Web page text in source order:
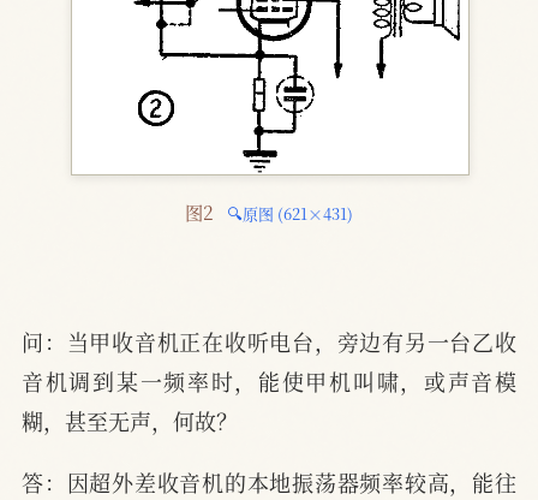
图2 🔍原图 (621×431)
问：当甲收音机正在收听电台，旁边有另一台乙收
音机调到某一频率时，能使甲机叫啸，或声音模
糊，甚至无声，何故？
答：因超外差收音机的本地振荡器频率较高，能往